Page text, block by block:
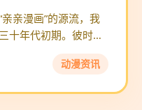
亲漫画”的源流，我
十年代初期。彼时，
与觉醒之中，而一种
动漫资讯